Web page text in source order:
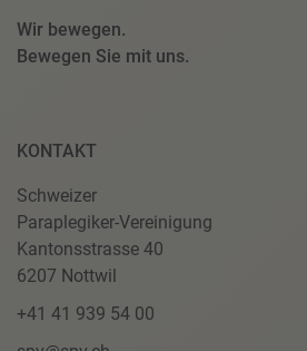
Wir bewegen.
Bewegen Sie mit uns.
KONTAKT
Schweizer
Paraplegiker-Vereinigung
Kantonsstrasse 40
6207 Nottwil
+41 41 939 54 00